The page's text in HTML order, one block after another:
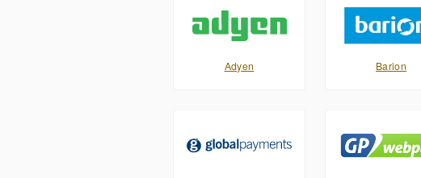
Adyen Barion